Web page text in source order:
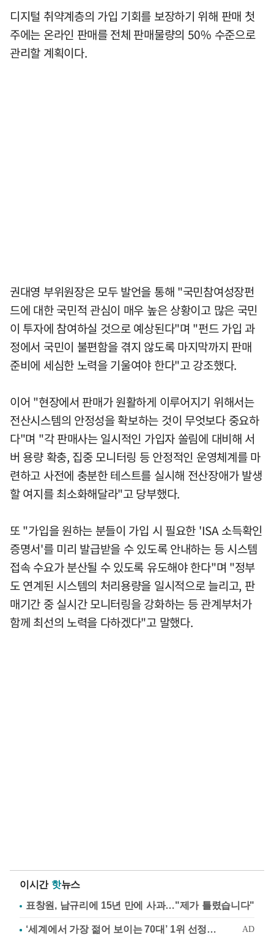
디지털 취약계층의 가입 기회를 보장하기 위해 판매 첫
주에는 온라인 판매를 전체 판매물량의 50% 수준으로
관리할 계획이다.
권대영 부위원장은 모두 발언을 통해 "국민참여성장펀
드에 대한 국민적 관심이 매우 높은 상황이고 많은 국민
이 투자에 참여하실 것으로 예상된다"며 "펀드 가입 과
정에서 국민이 불편함을 겪지 않도록 마지막까지 판매
준비에 세심한 노력을 기울여야 한다"고 강조했다.
이어 "현장에서 판매가 원활하게 이루어지기 위해서는
전산시스템의 안정성을 확보하는 것이 무엇보다 중요하
다"며 "각 판매사는 일시적인 가입자 쏠림에 대비해 서
버 용량 확충, 집중 모니터링 등 안정적인 운영체계를 마
련하고 사전에 충분한 테스트를 실시해 전산장애가 발생
할 여지를 최소화해달라"고 당부했다.
또 "가입을 원하는 분들이 가입 시 필요한 'ISA 소득확인
증명서'를 미리 발급받을 수 있도록 안내하는 등 시스템
접속 수요가 분산될 수 있도록 유도해야 한다"며 "정부
도 연계된 시스템의 처리용량을 일시적으로 늘리고, 판
매기간 중 실시간 모니터링을 강화하는 등 관계부처가
함께 최선의 노력을 다하겠다"고 말했다.
이시간 핫뉴스
표창원, 남규리에 15년 만에 사과…"제가 틀렸습니다"